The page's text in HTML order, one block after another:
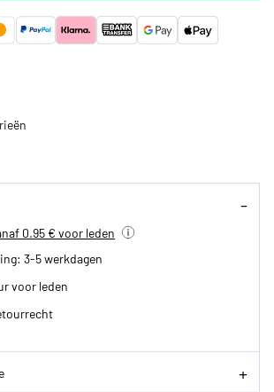
0.95 € voor leden
3-5 werkdagen
voor leden